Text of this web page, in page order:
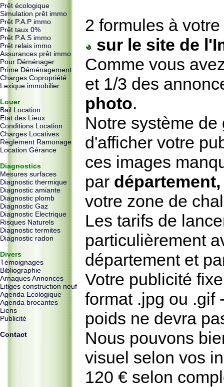
Prêt écologique
Simulation prêt immo
Prêt P.A.P immo
Prêt taux 0%
Prêt P.A.S immo
Prêt relais immo
Assurances prêt immo
Pour Déménager
Prime Déménagement
Charges Copropriété
Lexique immobilier
Louer
Bail Location
Etat des Lieux
Conditions Location
Charges Locatives
Règlement Ramonage
Location Gérance
Diagnostics
Mesures surfaces
Diagnostic thermique
Diagnostic amiante
Diagnostic plomb
Diagnostic Gaz
Diagnostic Electrique
Risques Naturels
Diagnostic termites
Diagnostic radon
Divers
Témoignages
Bibliographie
Arnaques Annonces
Litiges construction neuf
Agenda Ecologique
Agenda brocantes
Liens
Publicité
Contact
2 formules à
sur le site de
Comme vous
et 1/3 des
photo.
Notre système
d'afficher votre
ces images
par
votre zone de
Les tarifs de
particulièrement
département et
Votre publicité
format .jpg ou .gif
poids ne devra
Nous pouvons
visuel selon vos
120 € selon